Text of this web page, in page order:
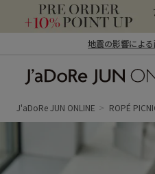
地震の影響によ
ン オンライン）
J'aDoRe JUN ONLINE ROPÉ